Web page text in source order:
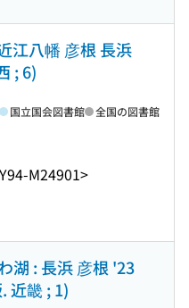
江八幡 彦根 長浜
; 6)
M24901>
国立国会図書館 全国の図書館
湖 : 長浜 彦根 '23
近畿 ; 1)